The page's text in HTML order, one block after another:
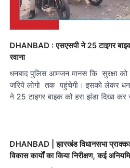
DHANBAD : एसएसपी ने 25 टाइगर
रवाना
धनबाद पुलिस आमजन मानस कि सुरक्षा
जरिये लोगो तक पहुंचेगी। इसको लेकर
ने 25 टाइगर बाइक को हरा झंडा दिखा कर
DHANBAD | झारखंड विधानसभा
विकास कार्यों का किया निरीक्षण, कई